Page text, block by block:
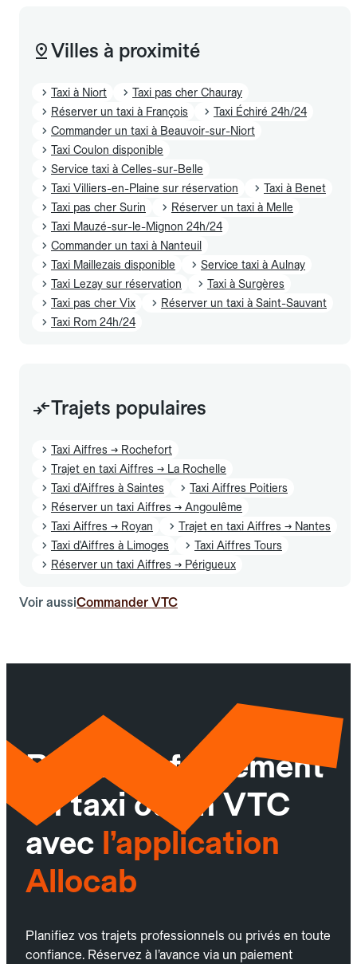
Villes à proximité
Taxi à Niort
Taxi pas cher Chauray
Réserver un taxi à François
Taxi Échiré 24h/24
Commander un taxi à Beauvoir-sur-Niort
Taxi Coulon disponible
Service taxi à Celles-sur-Belle
Taxi Villiers-en-Plaine sur réservation
Taxi à Benet
Taxi pas cher Surin
Réserver un taxi à Melle
Taxi Mauzé-sur-le-Mignon 24h/24
Commander un taxi à Nanteuil
Taxi Maillezais disponible
Service taxi à Aulnay
Taxi Lezay sur réservation
Taxi à Surgères
Taxi pas cher Vix
Réserver un taxi à Saint-Sauvant
Taxi Rom 24h/24
Trajets populaires
Taxi Aiffres → Rochefort
Trajet en taxi Aiffres → La Rochelle
Taxi d'Aiffres à Saintes
Taxi Aiffres Poitiers
Réserver un taxi Aiffres → Angoulême
Taxi Aiffres → Royan
Trajet en taxi Aiffres → Nantes
Taxi d'Aiffres à Limoges
Taxi Aiffres Tours
Réserver un taxi Aiffres → Périgueux
Voir aussiCommander VTC
Réservez facilement
un taxi ou un VTC
avec l’application
Allocab
Planifiez vos trajets professionnels ou privés en toute
confiance. Réservez à l’avance via un paiement